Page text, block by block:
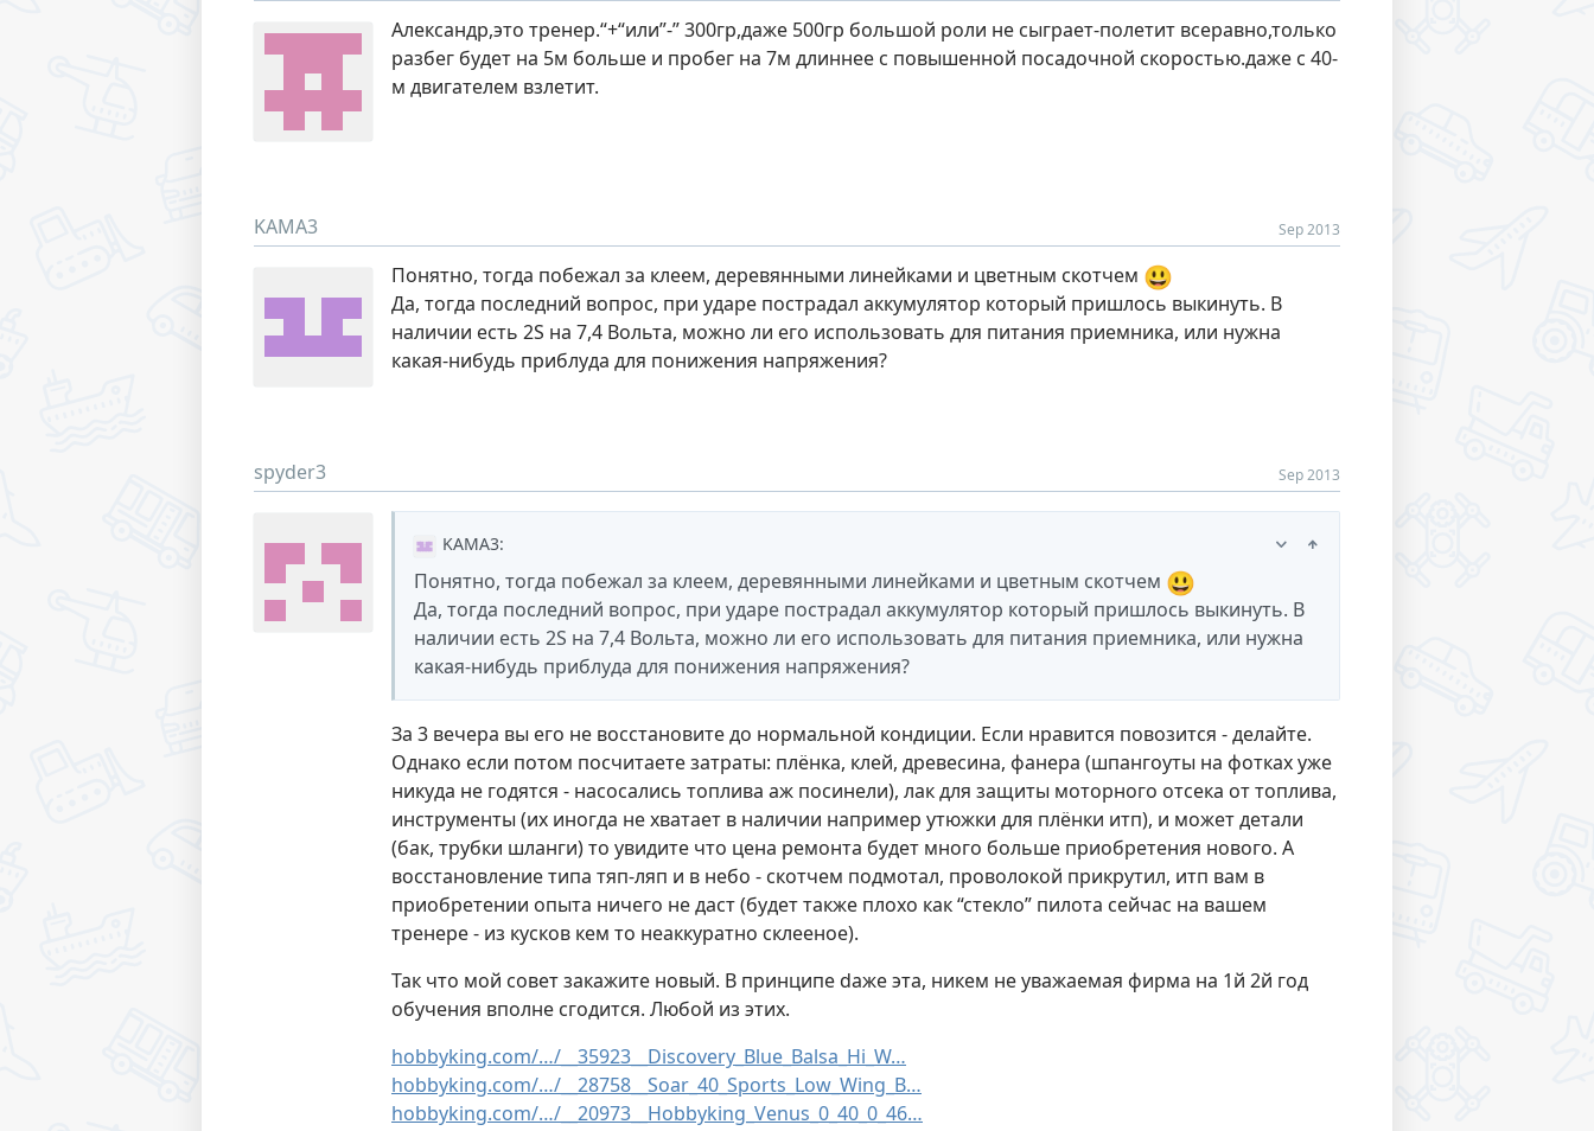
Александр,это тренер.“+“или”-” 300гр,даже 500гр большой роли не сыграет-полетит всеравно,только
разбег будет на 5м больше и пробег на 7м длиннее с повышенной посадочной скоростью.даже с 40-
м двигателем взлетит.
KAMA3 Sep 2013
Понятно, тогда побежал за клеем, деревянными линейками и цветным скотчем 😃
Да, тогда последний вопрос, при ударе пострадал аккумулятор который пришлось выкинуть. В
наличии есть 2S на 7,4 Вольта, можно ли его использовать для питания приемника, или нужна
какая-нибудь приблуда для понижения напряжения?
spyder3 Sep 2013
KAMA3:
Понятно, тогда побежал за клеем, деревянными линейками и цветным скотчем 😃
Да, тогда последний вопрос, при ударе пострадал аккумулятор который пришлось выкинуть. В
наличии есть 2S на 7,4 Вольта, можно ли его использовать для питания приемника, или нужна
какая-нибудь приблуда для понижения напряжения?
За 3 вечера вы его не восстановите до нормальной кондиции. Если нравится повозится - делайте.
Однако если потом посчитаете затраты: плёнка, клей, древесина, фанера (шпангоуты на фотках уже
никуда не годятся - насосались топлива аж посинели), лак для защиты моторного отсека от топлива,
инструменты (их иногда не хватает в наличии например утюжки для плёнки итп), и может детали
(бак, трубки шланги) то увидите что цена ремонта будет много больше приобретения нового. А
восстановление типа тяп-ляп и в небо - скотчем подмотал, проволокой прикрутил, итп вам в
приобретении опыта ничего не даст (будет также плохо как “стекло” пилота сейчас на вашем
тренере - из кусков кем то неаккуратно склееное).
Так что мой совет закажите новый. В принципе dаже эта, никем не уважаемая фирма на 1й 2й год
обучения вполне сгодится. Любой из этих.
hobbyking.com/…/__35923__Discovery_Blue_Balsa_Hi_W…
hobbyking.com/…/__28758__Soar_40_Sports_Low_Wing_B…
hobbyking.com/…/__20973__Hobbyking_Venus_0_40_0_46…